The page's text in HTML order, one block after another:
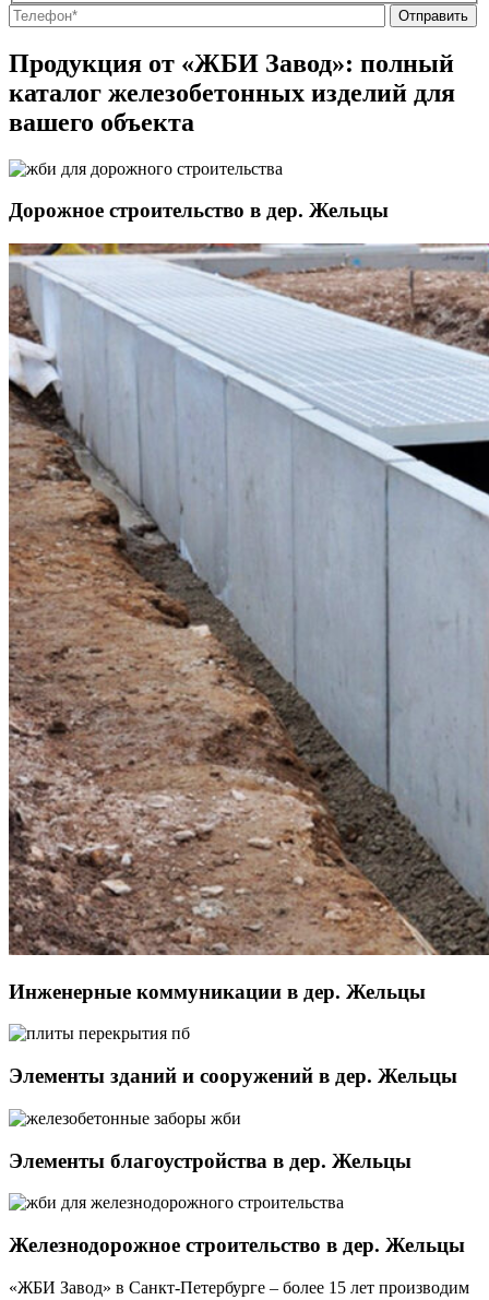
Продукция от «ЖБИ Завод»: полный
каталог железобетонных изделий для
вашего объекта
Дорожное строительство в дер. Жельцы
Инженерные коммуникации в дер. Жельцы
Элементы зданий и сооружений в дер. Жельцы
Элементы благоустройства в дер. Жельцы
Железнодорожное строительство в дер. Жельцы
«ЖБИ Завод» в Санкт-Петербурге – более 15 лет производим